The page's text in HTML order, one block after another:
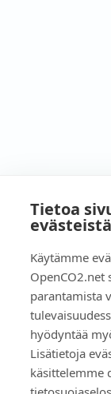
Tietoa
evästeistä
Käytämme
OpenCO2.net
parantamista
hyödyntää
Lisätietoja
käsittelemme